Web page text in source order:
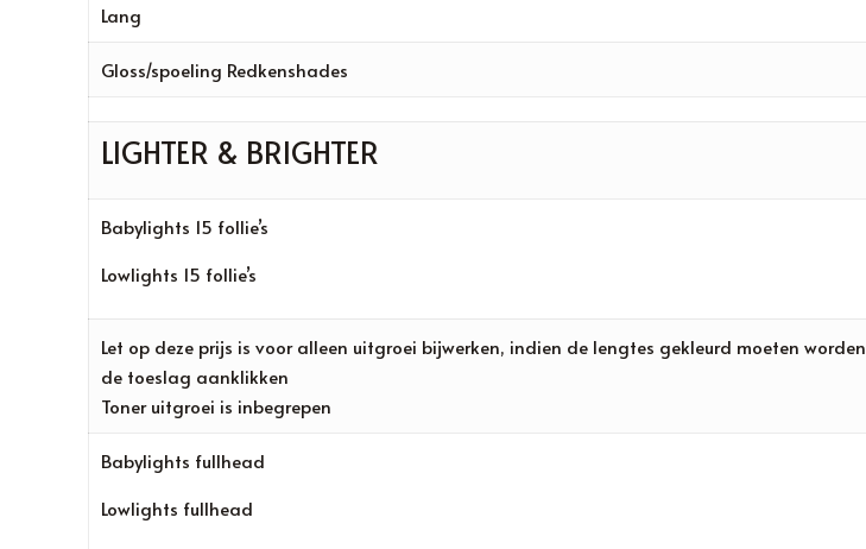
Lang
Gloss/spoeling Redkenshades
LIGHTER & BRIGHTER
Babylights 15 follie’s
Lowlights 15 follie’s
Let op deze prijs is voor alleen uitgroei bijwerken, indien de lengtes gekleurd moeten worden
de toeslag aanklikken
Toner uitgroei is inbegrepen
Babylights fullhead
Lowlights fullhead